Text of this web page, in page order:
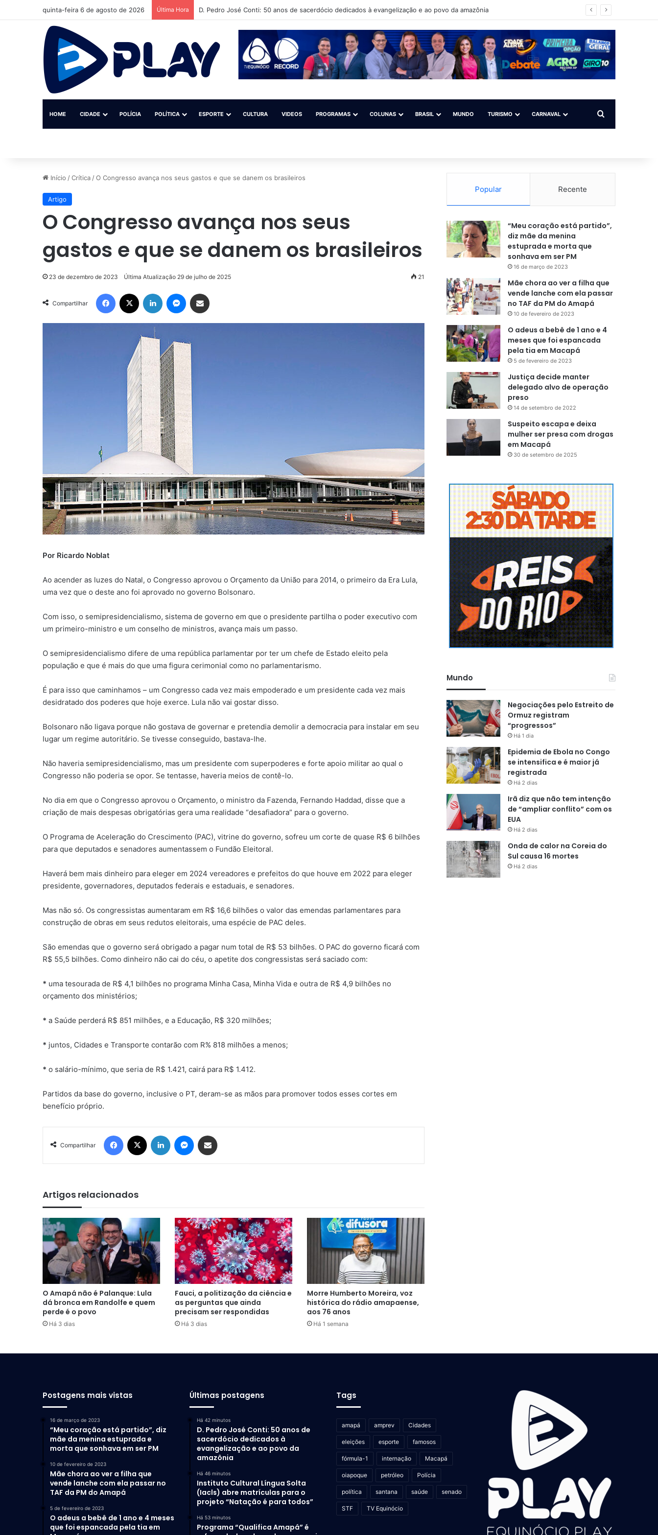
quinta-feira 6 de agosto de 2026 Última Hora D. Pedro José Conti: 50 anos de sacerdócio dedicados à evangelização e ao povo da amazônia
HOME CIDADE POLÍCIA POLÍTICA ESPORTE CULTURA VIDEOS PROGRAMAS COLUNAS BRASIL MUNDO TURISMO CARNAVAL Procurar por
Início /Crítica /O Congresso avança nos seus gastos e que se danem os brasileiros
Artigo
O Congresso avança nos seus
gastos e que se danem os brasileiros
23 de dezembro de 2023 Última Atualização 29 de julho de 2025 21
Compartilhar
Facebook Linkedin Messenger
Por Ricardo Noblat
Ao acender as luzes do Natal, o Congresso aprovou o Orçamento da União para 2014, o primeiro da Era Lula,
uma vez que o deste ano foi aprovado no governo Bolsonaro.
Com isso, o semipresidencialismo, sistema de governo em que o presidente partilha o poder executivo com
um primeiro-ministro e um conselho de ministros, avança mais um passo.
O semipresidencialismo difere de uma república parlamentar por ter um chefe de Estado eleito pela
população e que é mais do que uma figura cerimonial como no parlamentarismo.
É para isso que caminhamos – um Congresso cada vez mais empoderado e um presidente cada vez mais
desidratado dos poderes que hoje exerce. Lula não vai gostar disso.
Bolsonaro não ligava porque não gostava de governar e pretendia demolir a democracia para instalar em seu
lugar um regime autoritário. Se tivesse conseguido, bastava-lhe.
Não haveria semipresidencialismo, mas um presidente com superpoderes e forte apoio militar ao qual o
Congresso não poderia se opor. Se tentasse, haveria meios de contê-lo.
No dia em que o Congresso aprovou o Orçamento, o ministro da Fazenda, Fernando Haddad, disse que a
criação de mais despesas obrigatórias gera uma realidade “desafiadora” para o governo.
O Programa de Aceleração do Crescimento (PAC), vitrine do governo, sofreu um corte de quase R$ 6 bilhões
para que deputados e senadores aumentassem o Fundão Eleitoral.
Haverá bem mais dinheiro para eleger em 2024 vereadores e prefeitos do que houve em 2022 para eleger
presidente, governadores, deputados federais e estaduais, e senadores.
Mas não só. Os congressistas aumentaram em R$ 16,6 bilhões o valor das emendas parlamentares para
construção de obras em seus redutos eleitorais, uma espécie de PAC deles.
São emendas que o governo será obrigado a pagar num total de R$ 53 bilhões. O PAC do governo ficará com
R$ 55,5 bilhões. Como dinheiro não cai do céu, o apetite dos congressistas será saciado com:
* uma tesourada de R$ 4,1 bilhões no programa Minha Casa, Minha Vida e outra de R$ 4,9 bilhões no
orçamento dos ministérios;
* a Saúde perderá R$ 851 milhões, e a Educação, R$ 320 milhões;
* juntos, Cidades e Transporte contarão com R% 818 milhões a menos;
* o salário-mínimo, que seria de R$ 1.421, cairá para R$ 1.412.
Partidos da base do governo, inclusive o PT, deram-se as mãos para promover todos esses cortes em
benefício próprio.
Compartilhar
Facebook Linkedin Messenger
Artigos relacionados
O Amapá não é Palanque: Lula
dá bronca em Randolfe e quem
perde é o povo
Há 3 dias
Fauci, a politização da ciência e
as perguntas que ainda
precisam ser respondidas
Há 3 dias
Morre Humberto Moreira, voz
histórica do rádio amapaense,
aos 76 anos
Há 1 semana
Popular Recente
“Meu coração está partido”,
diz mãe da menina
estuprada e morta que
sonhava em ser PM
16 de março de 2023
Mãe chora ao ver a filha que
vende lanche com ela passar
no TAF da PM do Amapá
10 de fevereiro de 2023
O adeus a bebê de 1 ano e 4
meses que foi espancada
pela tia em Macapá
5 de fevereiro de 2023
Justiça decide manter
delegado alvo de operação
preso
14 de setembro de 2022
Suspeito escapa e deixa
mulher ser presa com drogas
em Macapá
30 de setembro de 2025
Mundo
Negociações pelo Estreito de
Ormuz registram
“progressos”
Há 1 dia
Epidemia de Ebola no Congo
se intensifica e é maior já
registrada
Há 2 dias
Irã diz que não tem intenção
de “ampliar conflito” com os
EUA
Há 2 dias
Onda de calor na Coreia do
Sul causa 16 mortes
Há 2 dias
Postagens mais vistas
16 de março de 2023
“Meu coração está partido”, diz
mãe da menina estuprada e
morta que sonhava em ser PM
10 de fevereiro de 2023
Mãe chora ao ver a filha que
vende lanche com ela passar no
TAF da PM do Amapá
5 de fevereiro de 2023
O adeus a bebê de 1 ano e 4 meses
que foi espancada pela tia em
Últimas postagens
Há 42 minutos
D. Pedro José Conti: 50 anos de
sacerdócio dedicados à
evangelização e ao povo da
amazônia
Há 46 minutos
Instituto Cultural Língua Solta
(Iacls) abre matrículas para o
projeto “Natação é para todos”
Há 53 minutos
Programa “Qualifica Amapá” é
Tags
amapá amprev Cidades
eleições esporte famosos
fórmula-1 internação Macapá
oiapoque petróleo Polícia
política santana saúde senado
STF TV Equinócio